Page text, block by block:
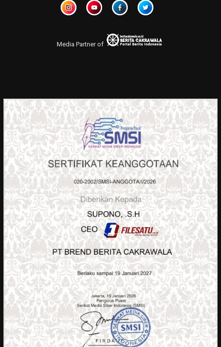
Media Partner of